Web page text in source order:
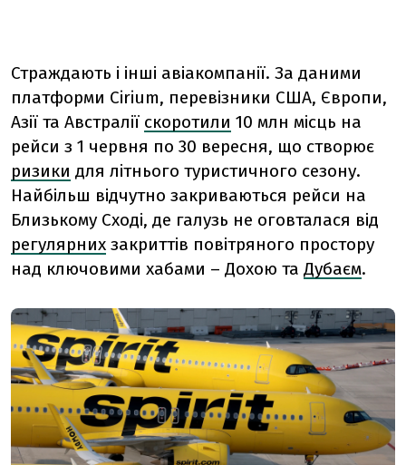
Страждають і інші авіакомпанії. За даними
платформи Cirium, перевізники США, Європи,
Азії та Австралії скоротили 10 млн місць на
рейси з 1 червня по 30 вересня, що створює
ризики для літнього туристичного сезону.
Найбільш відчутно закриваються рейси на
Близькому Сході, де галузь не оговталася від
регулярних закриттів повітряного простору
над ключовими хабами – Дохою та Дубаєм.